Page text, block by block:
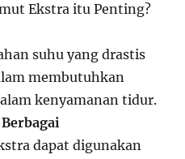
Ekstra itu Penting?
suhu yang drastis
membutuhkan
kenyamanan tidur.
dapat digunakan